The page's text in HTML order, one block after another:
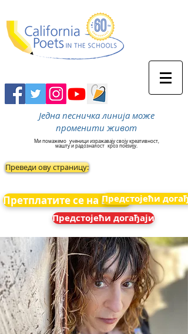
Једна песничка линија може
променити живот
Ми помажемо ученици изражавају своју креативност,
машту и радозналост кроз поезију.
Преведи ову страницу:
Претплатите се на вести
Предстојећи
Предстојећи догађаји